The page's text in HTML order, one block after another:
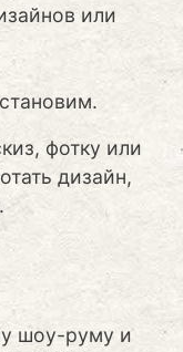
или
фотку или
дизайн,
шоу-руму и